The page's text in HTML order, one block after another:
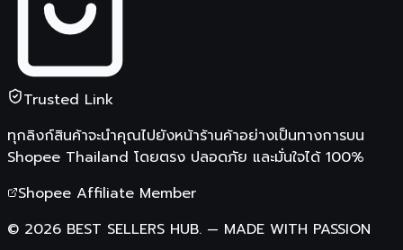
Trusted Link
ทุกลิงก์สินค้าจะนำคุณไปยังหน้าร้านค้าอย่างเป็นทางการบน
Shopee Thailand โดยตรง ปลอดภัย และมั่นใจได้ 100%
Shopee Affiliate Member
© 2026 BEST SELLERS HUB. — MADE WITH PASSION